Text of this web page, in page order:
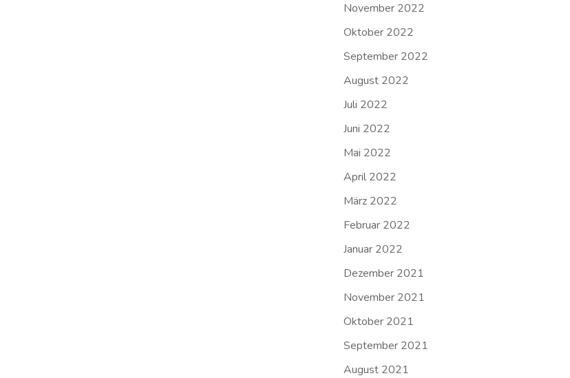
November 2022
Oktober 2022
September 2022
August 2022
Juli 2022
Juni 2022
Mai 2022
April 2022
März 2022
Februar 2022
Januar 2022
Dezember 2021
November 2021
Oktober 2021
September 2021
August 2021